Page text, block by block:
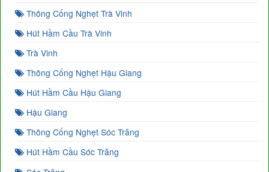
Thông Cống Nghẹt Trà Vinh
Hút Hầm Cầu Trà Vinh
Trà Vinh
Thông Cống Nghẹt Hậu Giang
Hút Hầm Cầu Hậu Giang
Hậu Giang
Thông Cống Nghẹt Sóc Trăng
Hút Hầm Cầu Sóc Trăng